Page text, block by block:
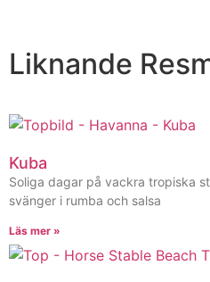
Liknande
Kuba
Soliga dagar på vackra tropiska
svänger i rumba och salsa
Läs mer »